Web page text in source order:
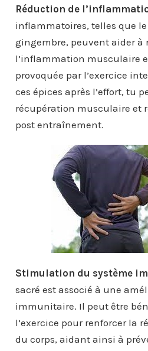
Réduction de
inflammatoires, telles que
gingembre, peuvent aider à
l’inflammation musculaire
provoquée par l’exercice
ces épices après l’effort, tu
récupération musculaire et
post entraînement.
Stimulation du système
sacré est associé à une
immunitaire. Il peut être
l’exercice pour renforcer la
du corps, aidant ainsi à